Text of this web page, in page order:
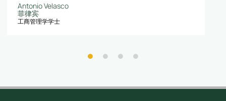
Antonio Velasco
菲律宾
工商管理学学士